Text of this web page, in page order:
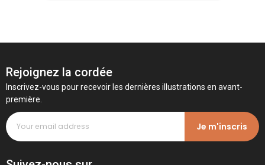
Rejoignez la cordée
Inscrivez-vous pour recevoir les dernières illustrations en avant-
première.
Je m'inscris